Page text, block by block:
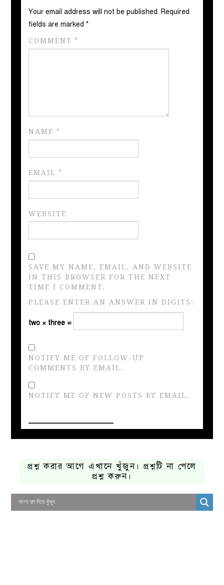
Your email address will not be published. Required
fields are marked*
COMMENT*
NAME*
EMAIL*
WEBSITE
SAVE MY NAME, EMAIL, AND WEBSITE
IN THIS BROWSER FOR THE NEXT
TIME I COMMENT.
PLEASE ENTER AN ANSWER IN DIGITS:
two × three =
NOTIFY ME OF FOLLOW-UP
COMMENTS BY EMAIL.
NOTIFY ME OF NEW POSTS BY EMAIL.
প্রশ্ন করার আগে এখানে খুঁজুন। প্রশ্নটি না পেলে
প্রশ্ন করুন।